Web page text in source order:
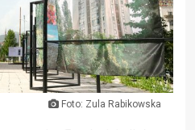
Foto: Zula Rabikowska